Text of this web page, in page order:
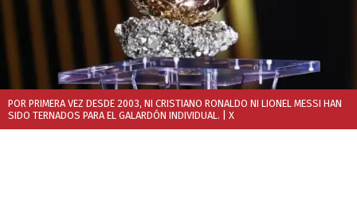
POR PRIMERA VEZ DESDE 2003, NI CRISTIANO RONALDO NI LIONEL MESSI HAN
SIDO TERNADOS PARA EL GALARDÓN INDIVIDUAL. | X